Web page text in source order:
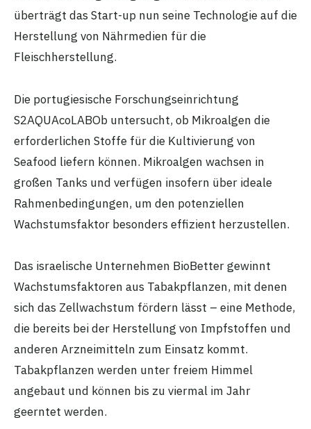
überträgt das Start-up nun seine Technologie auf die
Herstellung von Nährmedien für die
Fleischherstellung.
Die portugiesische Forschungseinrichtung
S2AQUAcoLABOb untersucht, ob Mikroalgen die
erforderlichen Stoffe für die Kultivierung von
Seafood liefern können. Mikroalgen wachsen in
großen Tanks und verfügen insofern über ideale
Rahmenbedingungen, um den potenziellen
Wachstumsfaktor besonders effizient herzustellen.
Das israelische Unternehmen BioBetter gewinnt
Wachstumsfaktoren aus Tabakpflanzen, mit denen
sich das Zellwachstum fördern lässt – eine Methode,
die bereits bei der Herstellung von Impfstoffen und
anderen Arzneimitteln zum Einsatz kommt.
Tabakpflanzen werden unter freiem Himmel
angebaut und können bis zu viermal im Jahr
geerntet werden.